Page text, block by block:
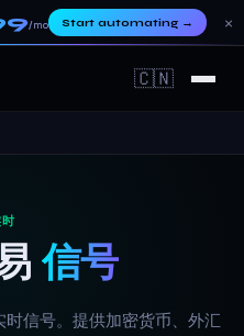
/mo Start automating→ ×
🇨🇳
信号
信号。提供加密货币、外汇